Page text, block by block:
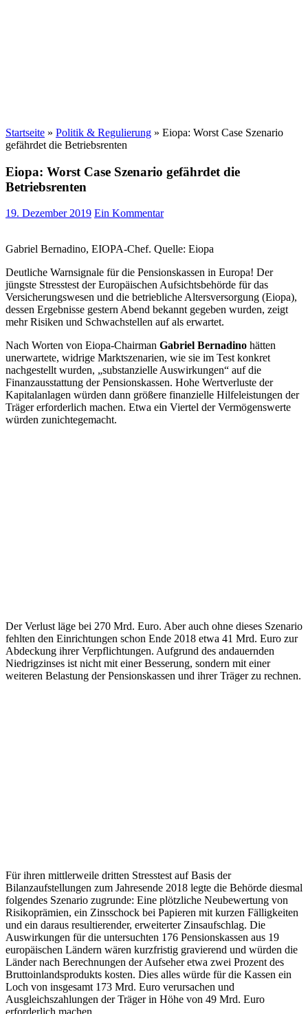
Startseite » Politik & Regulierung » Eiopa: Worst Case Szenario
gefährdet die Betriebsrenten
Eiopa: Worst Case Szenario gefährdet die
Betriebsrenten
19. Dezember 2019 Ein Kommentar
Gabriel Bernadino, EIOPA-Chef. Quelle: Eiopa
Deutliche Warnsignale für die Pensionskassen in Europa! Der
jüngste Stresstest der Europäischen Aufsichtsbehörde für das
Versicherungswesen und die betriebliche Altersversorgung (Eiopa),
dessen Ergebnisse gestern Abend bekannt gegeben wurden, zeigt
mehr Risiken und Schwachstellen auf als erwartet.
Nach Worten von Eiopa-Chairman Gabriel Bernadino hätten
unerwartete, widrige Marktszenarien, wie sie im Test konkret
nachgestellt wurden, „substanzielle Auswirkungen“ auf die
Finanzausstattung der Pensionskassen. Hohe Wertverluste der
Kapitalanlagen würden dann größere finanzielle Hilfeleistungen der
Träger erforderlich machen. Etwa ein Viertel der Vermögenswerte
würden zunichtegemacht.
Der Verlust läge bei 270 Mrd. Euro. Aber auch ohne dieses Szenario
fehlten den Einrichtungen schon Ende 2018 etwa 41 Mrd. Euro zur
Abdeckung ihrer Verpflichtungen. Aufgrund des andauernden
Niedrigzinses ist nicht mit einer Besserung, sondern mit einer
weiteren Belastung der Pensionskassen und ihrer Träger zu rechnen.
Für ihren mittlerweile dritten Stresstest auf Basis der
Bilanzaufstellungen zum Jahresende 2018 legte die Behörde diesmal
folgendes Szenario zugrunde: Eine plötzliche Neubewertung von
Risikoprämien, ein Zinsschock bei Papieren mit kurzen Fälligkeiten
und ein daraus resultierender, erweiterter Zinsaufschlag. Die
Auswirkungen für die untersuchten 176 Pensionskassen aus 19
europäischen Ländern wären kurzfristig gravierend und würden die
Länder nach Berechnungen der Aufseher etwa zwei Prozent des
Bruttoinlandsprodukts kosten. Dies alles würde für die Kassen ein
Loch von insgesamt 173 Mrd. Euro verursachen und
Ausgleichszahlungen der Träger in Höhe von 49 Mrd. Euro